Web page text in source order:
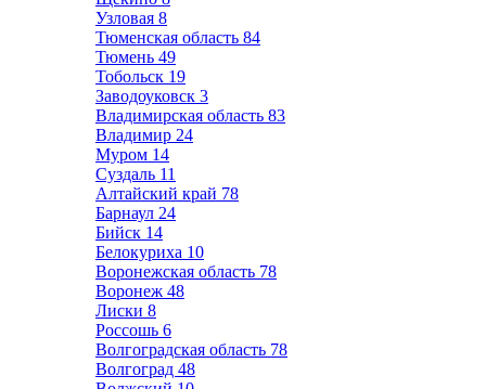
Узловая 8
Тюменская область 84
Тюмень 49
Тобольск 19
Заводоуковск 3
Владимирская область 83
Владимир 24
Муром 14
Суздаль 11
Алтайский край 78
Барнаул 24
Бийск 14
Белокуриха 10
Воронежская область 78
Воронеж 48
Лиски 8
Россошь 6
Волгоградская область 78
Волгоград 48